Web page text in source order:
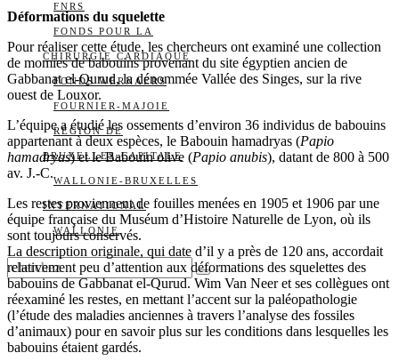
FNRS
FONDS POUR LA
CHIRURGIE CARDIAQUE
FONDS WERNAERS
FOURNIER-MAJOIE
RÉGION DE
BRUXELLES-CAPITALE
WALLONIE-BRUXELLES
INTERNATIONAL
WALLONIE
Déformations du squelette
Pour réaliser cette étude, les chercheurs ont examiné une collection
de momies de babouins provenant du site égyptien ancien de
Gabbanat el-Qurud, la dénommée Vallée des Singes, sur la rive
ouest de Louxor.
L’équipe a étudié les ossements d’environ 36 individus de babouins
appartenant à deux espèces, le Babouin hamadryas (Papio
hamadryas) et le Babouin olive (Papio anubis), datant de 800 à 500
av. J.-C.
Les restes proviennent de fouilles menées en 1905 et 1906 par une
équipe française du Muséum d’Histoire Naturelle de Lyon, où ils
sont toujours conservés.
La description originale, qui date d’il y a près de 120 ans, accordait
relativement peu d’attention aux déformations des squelettes des
babouins de Gabbanat el-Qurud. Wim Van Neer et ses collègues ont
réexaminé les restes, en mettant l’accent sur la paléopathologie
(l’étude des maladies anciennes à travers l’analyse des fossiles
d’animaux) pour en savoir plus sur les conditions dans lesquelles les
babouins étaient gardés.